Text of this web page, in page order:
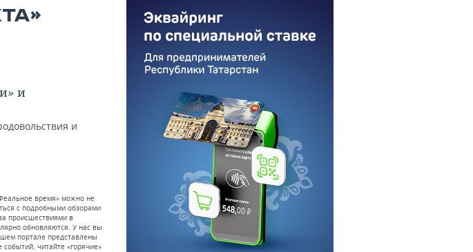
и
и
время» можно не
с подробными обзорами
происшествиями в
обновляются. У нас вы
портале представлены
читайте «горячие»